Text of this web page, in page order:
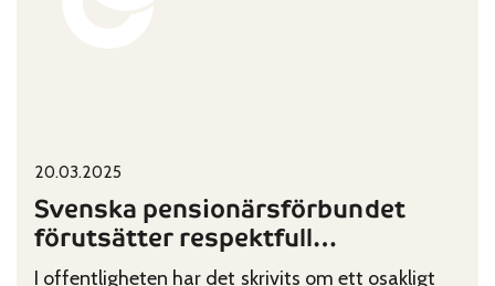
Published on:
20.03.2025
Svenska pensionärsförbundet
förutsätter respektfull
kommunikation
I offentligheten har det skrivits om ett osakligt
Categories: